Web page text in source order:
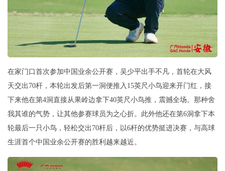
在家门口首次参加中国业余公开赛，吴少平出手不凡，首轮在大风
天交出70杆，本轮出发后第一洞便推入15英尺小鸟迎来开门红，接
下来他在第4洞直接从果岭边拿下40英尺小鸟推，震撼全场。那种舍
我其谁的气势，让其他参赛球员为之心折。此外他还在第6洞拿下本
轮最后一只小鸟，轻松交出70杆后，以6杆的优势挺进决赛，与高球
生涯首个中国业余公开赛的胜利越来越近。